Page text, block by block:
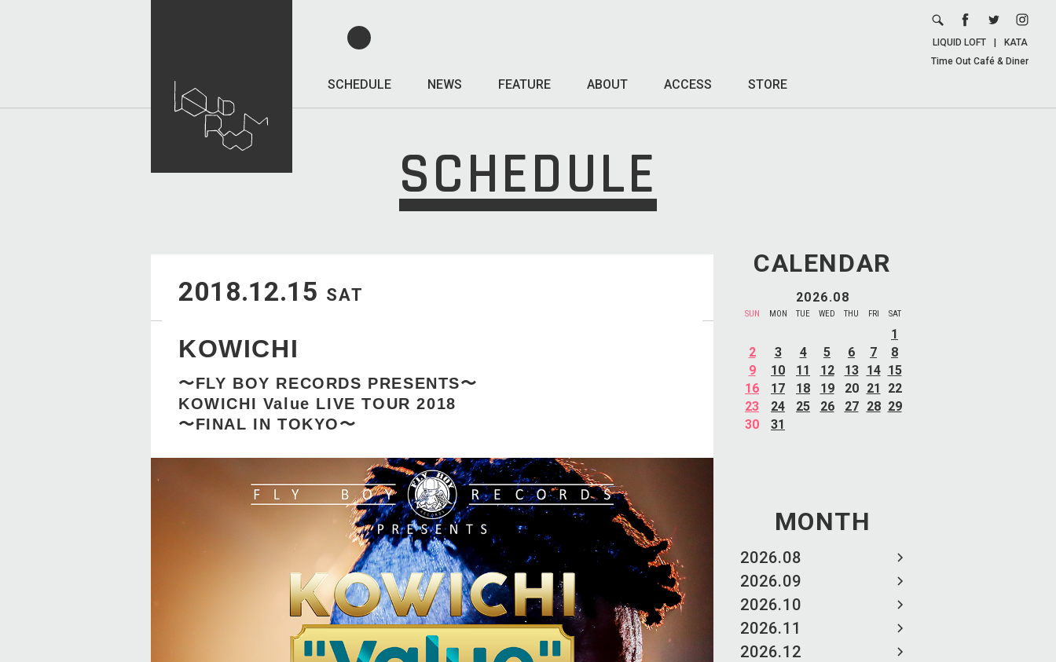
SCHEDULE NEWS FEATURE ABOUT ACCESS STORE
LIQUID LOFT
KATA
Time Out Café & Diner
SCHEDULE
CALENDAR
2026.08
SUN MON TUE WED THU FRI SAT
1
2
3 4 5 6 7
8
9
10 11 12 13 14 15
16
17 18 19 20 21
22
23
24 25 26 27 28 29
30
31
MONTH
2026.08
2026.09
2026.10
2026.11
2026.12
2018.12.15 SAT
KOWICHI
〜FLY BOY RECORDS PRESENTS〜
KOWICHI Value LIVE TOUR 2018
〜FINAL IN TOKYO〜